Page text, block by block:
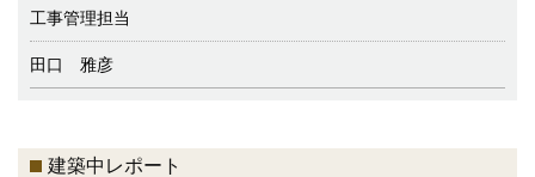
工事管理担当
田口 雅彦
建築中レポート